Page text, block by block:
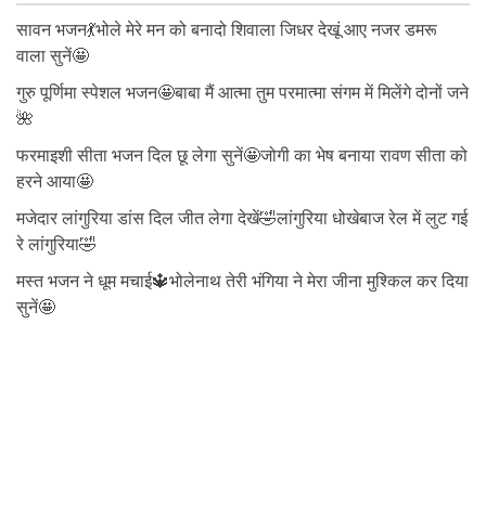
सावन भजन💃भोले मेरे मन को बनादो शिवाला जिधर देखूं आए नजर डमरू
वाला सुनें🤩
गुरु पूर्णिमा स्पेशल भजन🤩बाबा मैं आत्मा तुम परमात्मा संगम में मिलेंगे दोनों जने
🌺
फरमाइशी सीता भजन दिल छू लेगा सुनें🤩जोगी का भेष बनाया रावण सीता को
हरने आया🤩
मजेदार लांगुरिया डांस दिल जीत लेगा देखें🤣लांगुरिया धोखेबाज रेल में लुट गई
रे लांगुरिया🤣
मस्त भजन ने धूम मचाई🔱भोलेनाथ तेरी भंगिया ने मेरा जीना मुश्किल कर दिया
सुनें🤩